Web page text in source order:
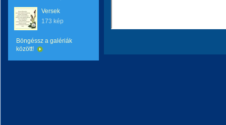
Versek
173 kép
Böngéssz a galériák
között!